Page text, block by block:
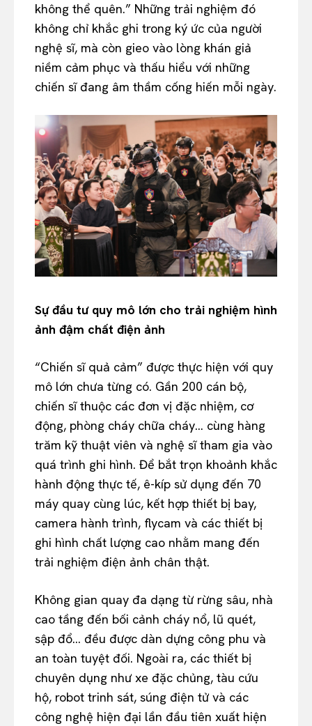
không thể quên.” Những trải nghiệm đó
không chỉ khắc ghi trong ký ức của người
nghệ sĩ, mà còn gieo vào lòng khán giả
niềm cảm phục và thấu hiểu với những
chiến sĩ đang âm thầm cống hiến mỗi ngày.
Sự đầu tư quy mô lớn cho trải nghiệm hình
ảnh đậm chất điện ảnh
“Chiến sĩ quả cảm” được thực hiện với quy
mô lớn chưa từng có. Gần 200 cán bộ,
chiến sĩ thuộc các đơn vị đặc nhiệm, cơ
động, phòng cháy chữa cháy… cùng hàng
trăm kỹ thuật viên và nghệ sĩ tham gia vào
quá trình ghi hình. Để bắt trọn khoảnh khắc
hành động thực tế, ê-kíp sử dụng đến 70
máy quay cùng lúc, kết hợp thiết bị bay,
camera hành trình, flycam và các thiết bị
ghi hình chất lượng cao nhằm mang đến
trải nghiệm điện ảnh chân thật.
Không gian quay đa dạng từ rừng sâu, nhà
cao tầng đến bối cảnh cháy nổ, lũ quét,
sập đổ… đều được dàn dựng công phu và
an toàn tuyệt đối. Ngoài ra, các thiết bị
chuyên dụng như xe đặc chủng, tàu cứu
hộ, robot trinh sát, súng điện tử và các
công nghệ hiện đại lần đầu tiên xuất hiện